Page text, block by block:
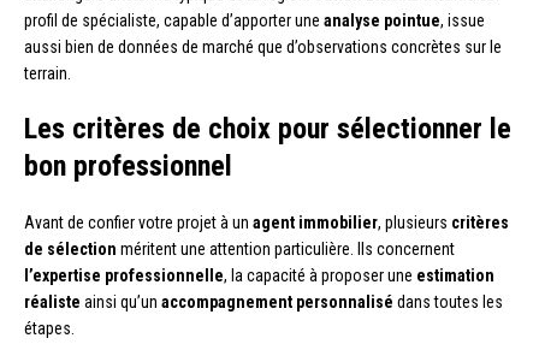
profil de spécialiste, capable d’apporter une analyse pointue, issue
aussi bien de données de marché que d’observations concrètes sur le
terrain.
Les critères de choix pour sélectionner le
bon professionnel
Avant de confier votre projet à un agent immobilier, plusieurs critères
de sélection méritent une attention particulière. Ils concernent
l’expertise professionnelle, la capacité à proposer une estimation
réaliste ainsi qu’un accompagnement personnalisé dans toutes les
étapes.